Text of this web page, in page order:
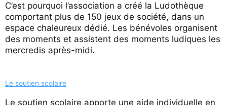
C’est pourquoi l’association a créé la Ludothèque
comportant plus de 150 jeux de société, dans un
espace chaleureux dédié. Les bénévoles organisent
des moments et assistent des moments ludiques les
mercredis après-midi.
Le soutien scolaire
Le soutien scolaire apporte une aide individuelle en